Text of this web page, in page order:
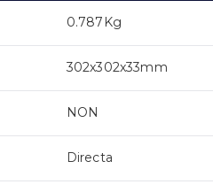
0.787Kg
302x302x33mm
NON
Directa